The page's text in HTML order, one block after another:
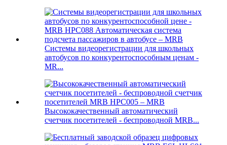
Системы видеорегистрации для школьных
автобусов по конкурентоспособным ценам -
MR...
Высококачественный автоматический
счетчик посетителей - беспроводной MRB...